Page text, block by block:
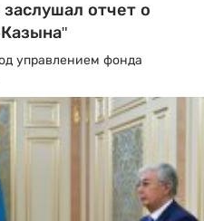
отчет о
управлением фонда